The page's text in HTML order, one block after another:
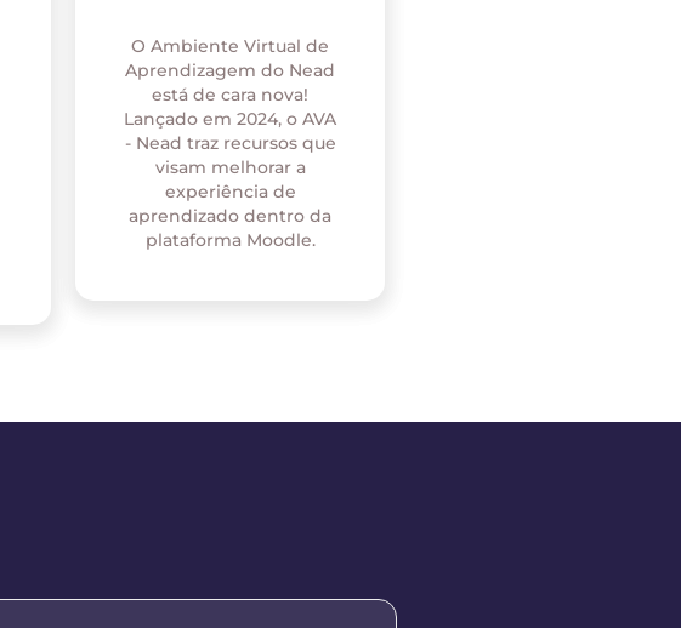
O Ambiente Virtual de
Aprendizagem do Nead
está de cara nova!
Lançado em 2024, o AVA
- Nead traz recursos que
visam melhorar a
experiência de
aprendizado dentro da
plataforma Moodle.